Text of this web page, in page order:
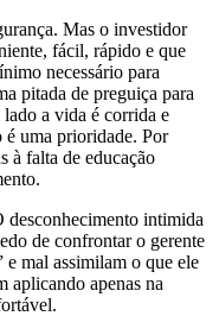
Mas o investidor
fácil, rápido e que
necessário para
pitada de preguiça para
a vida é corrida e
é uma prioridade. Por
à falta de educação
desconhecimento intimida
de confrontar o gerente
mal assimilam o que ele
aplicando apenas na